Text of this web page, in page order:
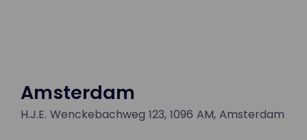
Amsterdam
H.J.E. Wenckebachweg 123, 1096 AM, Amsterdam